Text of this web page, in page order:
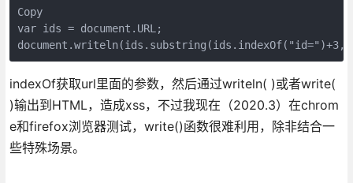
Copy
var ids = document.URL;
indexOf获取url里面的参数，然后通过writeln( )或者write(
)输出到HTML，造成xss，不过我现在（2020.3）在chrom
e和firefox浏览器测试，write()函数很难利用，除非结合一
些特殊场景。